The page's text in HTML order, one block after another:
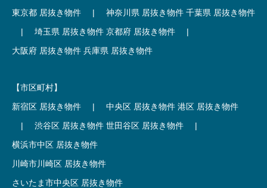
東京都 居抜き物件
| 神奈川県 居抜き物件 千葉県 居抜き物件
|
埼玉県 居抜き物件 京都府 居抜き物件
|
大阪府 居抜き物件 兵庫県 居抜き物件
【市区町村】
新宿区 居抜き物件
| 中央区 居抜き物件 港区 居抜き物件
|
渋谷区 居抜き物件 世田谷区 居抜き物件
|
横浜市中区 居抜き物件
川崎市川崎区 居抜き物件
さいたま市中央区 居抜き物件